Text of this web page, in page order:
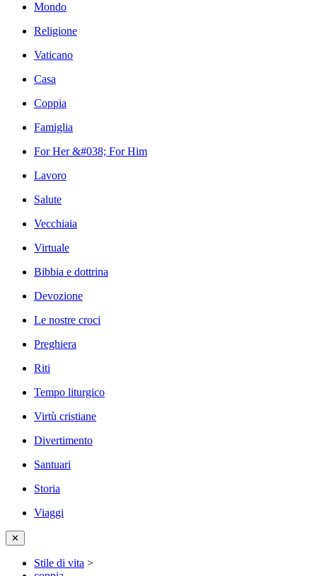
Mondo
Religione
Vaticano
Casa
Coppia
Famiglia
For Her &#038; For Him
Lavoro
Salute
Vecchiaia
Virtuale
Bibbia e dottrina
Devozione
Le nostre croci
Preghiera
Riti
Tempo liturgico
Virtù cristiane
Divertimento
Santuari
Storia
Viaggi
✕
Stile di vita >